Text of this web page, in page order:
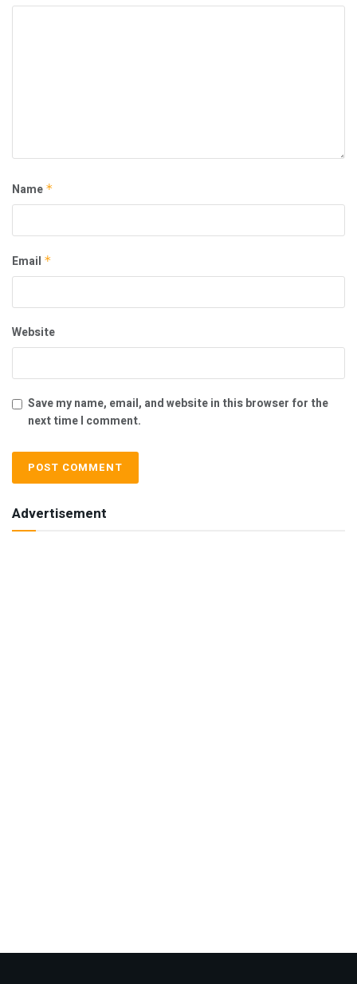
Name *
Email *
Website
Save my name, email, and website in this browser for the
next time I comment.
Advertisement